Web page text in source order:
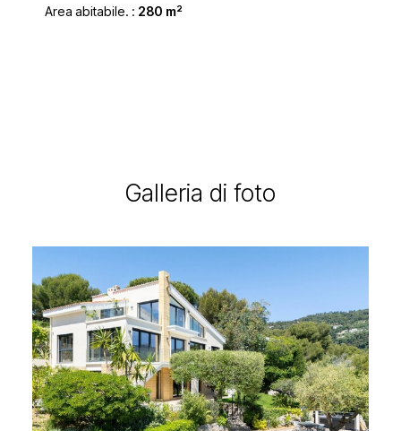
Area abitabile. : 280 m²
Galleria di foto